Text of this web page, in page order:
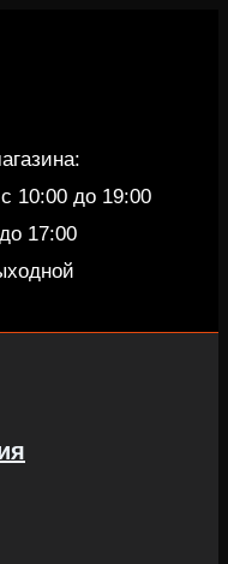
10:00 до 19:00
17:00